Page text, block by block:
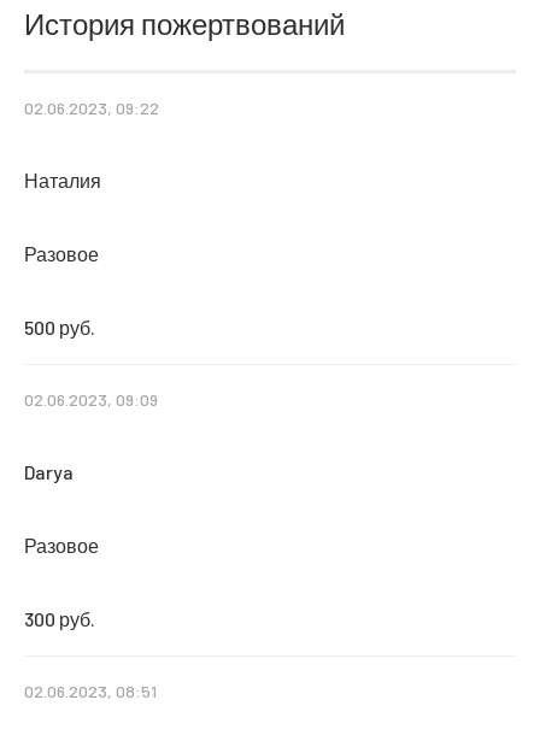
История пожертвований
02.06.2023, 09:22
Наталия
Разовое
500 руб.
02.06.2023, 09:09
Darya
Разовое
300 руб.
02.06.2023, 08:51